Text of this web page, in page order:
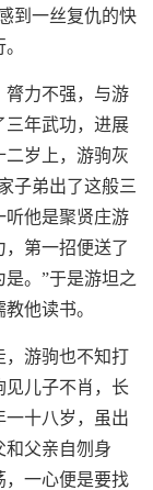
到一丝复仇的快
膂力不强，与游
三年武功，进展
二岁上，游驹灰
子弟出了这般三
听他是聚贤庄游
，第一招便送了
。”于是游坦之
他读书。
，游驹也不知打
见儿子不肖，长
一十八岁，虽出
和父亲自刎身
，一心便是要找